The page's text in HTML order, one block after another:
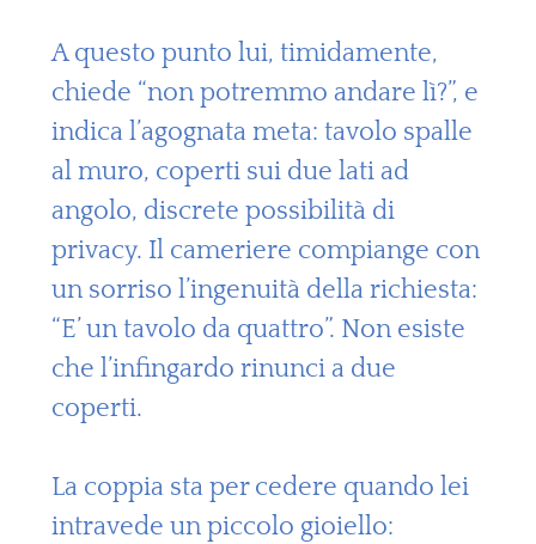
A questo punto lui, timidamente,
chiede “non potremmo andare lì?”, e
indica l’agognata meta: tavolo spalle
al muro, coperti sui due lati ad
angolo, discrete possibilità di
privacy. Il cameriere compiange con
un sorriso l’ingenuità della richiesta:
“E’ un tavolo da quattro”. Non esiste
che l’infingardo rinunci a due
coperti.
La coppia sta per cedere quando lei
intravede un piccolo gioiello: